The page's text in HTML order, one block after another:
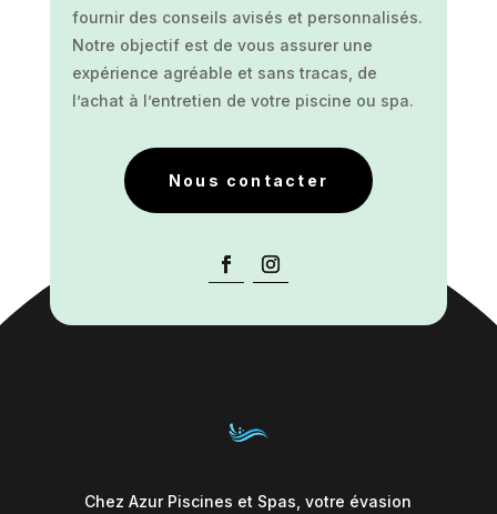
fournir des conseils avisés et personnalisés.
Notre objectif est de vous assurer une
expérience agréable et sans tracas, de
l’achat à l’entretien de votre piscine ou spa.
Nous contacter
Chez Azur Piscines et Spas, votre évasion